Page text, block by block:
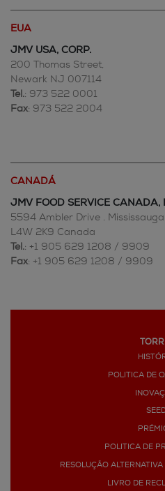
EUA
JMV USA, CORP.
200 Thomas Street,
Newark NJ 007114
Tel.: 973 522 0001
Fax: 973 522 2004
CANADÁ
JMV FOOD SERVICE CANADA,
5594 Ambler Drive . Mississauga
L4W 2K9 Canada
Tel.: +1 905 629 1208 / 9909
Fax: +1 905 629 1208 / 9909
POLITICA DE
POLITICA DE
RESOLUÇÃO
LIVRO DE